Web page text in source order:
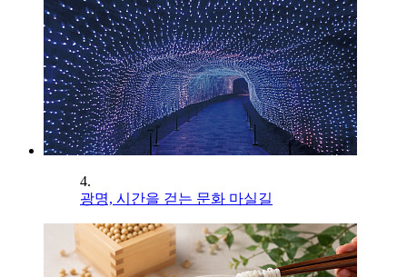
4.
광명, 시간을 걷는 문화 마실길